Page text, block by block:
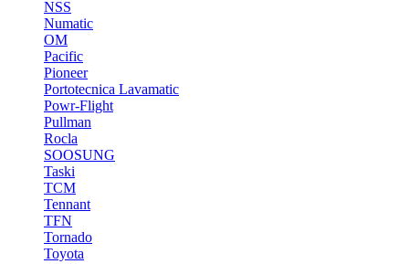
NSS
Numatic
OM
Pacific
Pioneer
Portotecnica Lavamatic
Powr-Flight
Pullman
Rocla
SOOSUNG
Taski
TCM
Tennant
TFN
Tornado
Toyota